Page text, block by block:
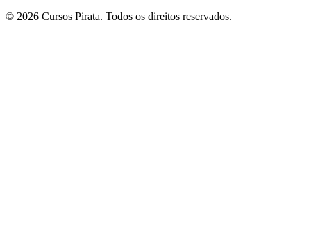
© 2026 Cursos Pirata. Todos os direitos reservados.